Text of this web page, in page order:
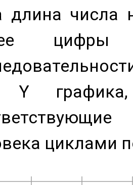
длина числа
цифры
Y
циклами